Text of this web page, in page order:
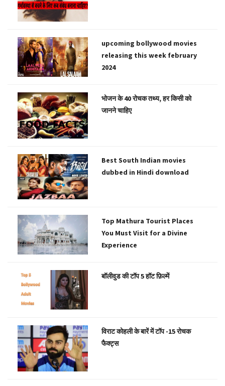
upcoming bollywood movies
releasing this week february
2024
भोजन के 40 रोचक तथ्य, हर किसी को
जानने चाहिए
Best South Indian movies
dubbed in Hindi download
Top Mathura Tourist Places
You Must Visit for a Divine
Experience
बॉलीवुड की टॉप 5 हॉट फ़िल्में
विराट कोहली के बारें में टॉप -15 रोचक
फैक्ट्स